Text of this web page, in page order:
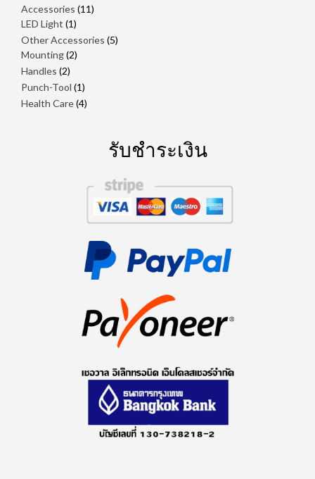
สินค้า
Accessories 1111
LED Light 11
สินค้า
Other Accessories 55
Mounting 22
Handles 22
สินค้า
Punch-Tool 11
สินค้า
Health Care 44
รับชำระเงิน